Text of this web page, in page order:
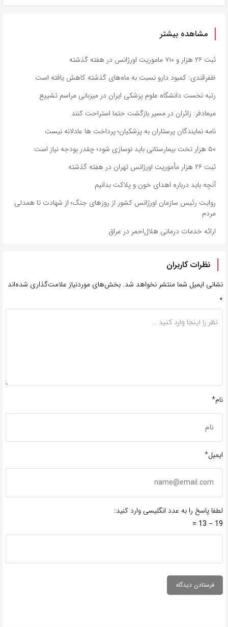
مشاهده بیشتر
ثبت ۲۶ هزار و ۷۱۰ ماموریت اورژانس در هفته گذشته
ظفرقندی: کمبود دارو نسبت به ماه‌های گذشته کاهش یافته است
رتبه نخست دانشگاه علوم پزشکی ایران در میزبانی مراسم تشییع
میعادفر: زائران در مسیر بازگشت حتما استراحت کنند
نامه نمایندگان پرستاران به پزشکیان؛ پرداخت ها عادلانه نیست
۵۰ هزار تخت بیمارستانی باید نوسازی شود؛ چقدر بودجه نیاز است
ثبت ۲۶ هزار مأموریت اورژانس تهران در هفته گذشته
آنچه باید درباره اهدای خون و پلاکت بدانیم
روایت رئیس سازمان اورژانس کشور از روزهای جنگ؛ از شهادت تا همدلی
مردم
ارائه خدمات درمانی هلال‌احمر در عراق
نظرات کاربران
نشانی ایمیل شما منتشر نخواهد شد. بخش‌های موردنیاز علامت‌گذاری شده‌اند
*
نام*
ایمیل*
لطفا پاسخ را به عدد انگلیسی وارد کنید:
19 − 13 =